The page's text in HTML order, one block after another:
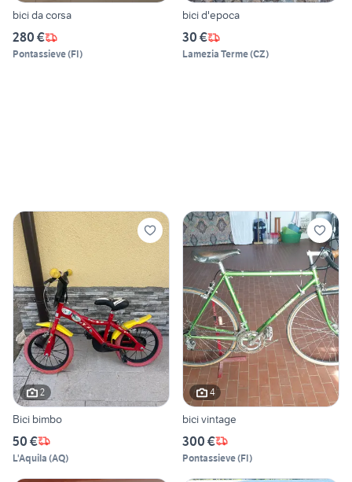
bici da corsa
280 €
Pontassieve(FI)
bici d'epoca
30 €
Lamezia Terme(CZ)
2
Bici bimbo
50 €
L'Aquila (AQ)
4
bici vintage
300 €
Pontassieve(FI)